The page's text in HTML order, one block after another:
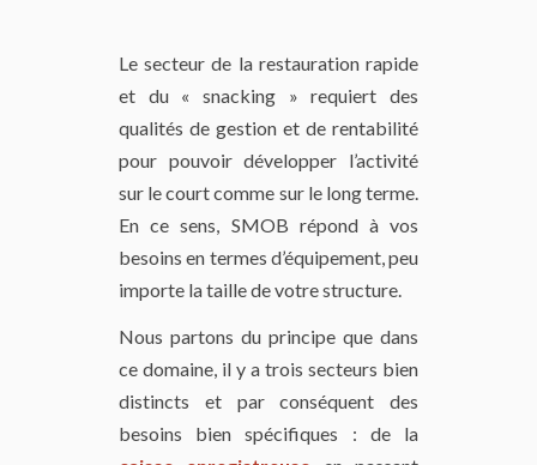
Le secteur de la restauration rapide
et du « snacking » requiert des
qualités de gestion et de rentabilité
pour pouvoir développer l’activité
sur le court comme sur le long terme.
En ce sens, SMOB répond à vos
besoins en termes d’équipement, peu
importe la taille de votre structure.
Nous partons du principe que dans
ce domaine, il y a trois secteurs bien
distincts et par conséquent des
besoins bien spécifiques : de la